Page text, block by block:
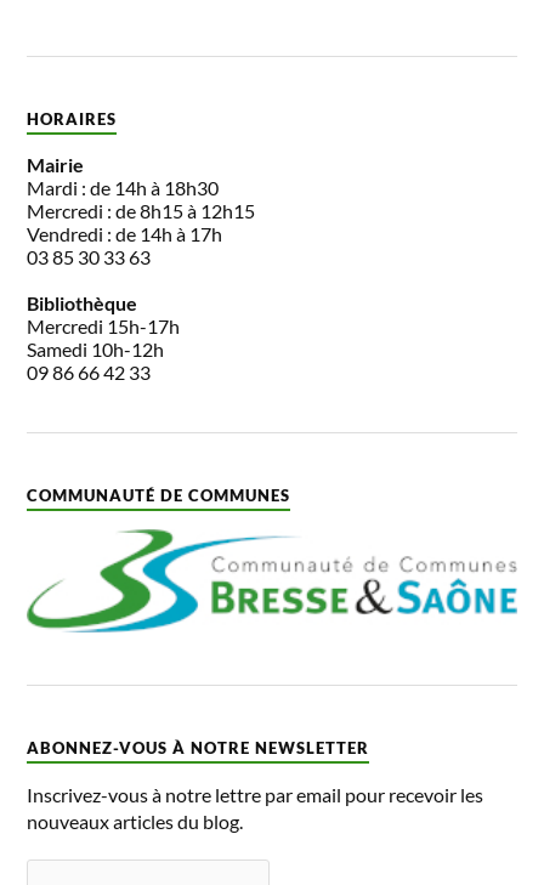
HORAIRES
Mairie
Mardi : de 14h à 18h30
Mercredi : de 8h15 à 12h15
Vendredi : de 14h à 17h
03 85 30 33 63
Bibliothèque
Mercredi 15h-17h
Samedi 10h-12h
09 86 66 42 33
COMMUNAUTÉ DE COMMUNES
ABONNEZ-VOUS À NOTRE NEWSLETTER
Inscrivez-vous à notre lettre par email pour recevoir les
nouveaux articles du blog.